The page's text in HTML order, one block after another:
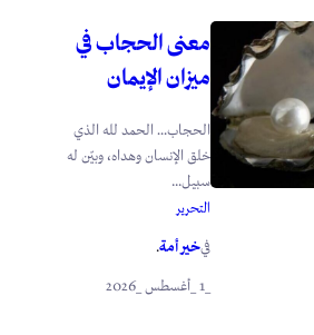
معنى الحجاب في
ميزان الإيمان
الحجاب… الحمد لله الذي
خلق الإنسان وهداه، وبيّن له
سبيل...
التحرير
فيخير أمة.
_1 _أغسطس _2026